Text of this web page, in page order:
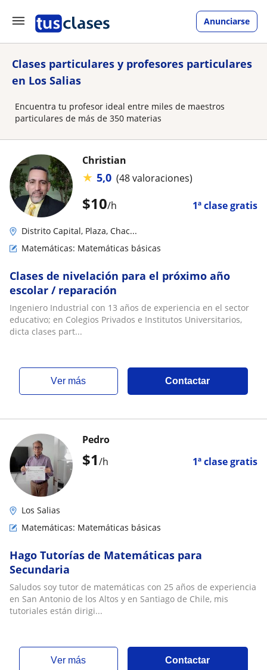
Anunciarse
Clases particulares y profesores particulares
en Los Salias
Encuentra tu profesor ideal entre miles de maestros
particulares de más de 350 materias
$10/h 1ª clase gratis
Christian
★ 5,0 (48 valoraciones)
Distrito Capital, Plaza, Chac...
Matemáticas: Matemáticas básicas
Clases de nivelación para el próximo año
escolar / reparación
Ingeniero Industrial con 13 años de experiencia en el sector
educativo; en Colegios Privados e Institutos Universitarios,
dicta clases part...
ver más Contactar
$1/h 1ª clase gratis
Pedro
Los Salias
Matemáticas: Matemáticas básicas
Hago Tutorías de Matemáticas para
Secundaria
Saludos soy tutor de matemáticas con 25 años de experiencia
en San Antonio de los Altos y en Santiago de Chile, mis
tutoriales están dirigi...
ver más Contactar